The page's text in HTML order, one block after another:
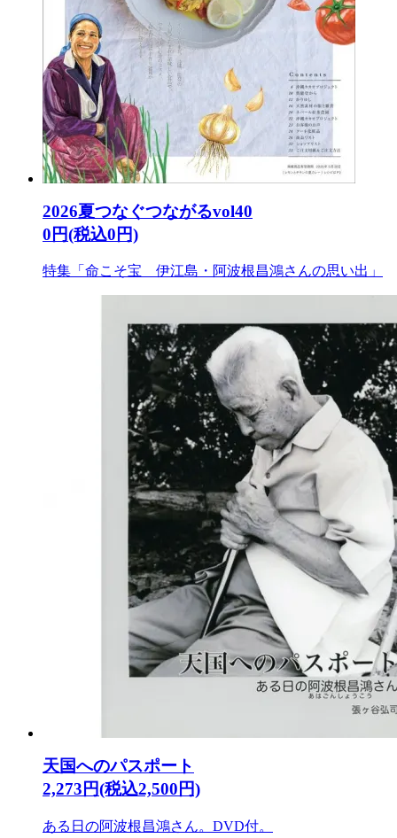
2026夏つなぐつながるvol40
0円(税込0円)
特集「命こそ宝 伊江島・阿波根昌鴻さんの思い出」
天国へのパスポート
2,273円(税込2,500円)
ある日の阿波根昌鴻さん。DVD付。